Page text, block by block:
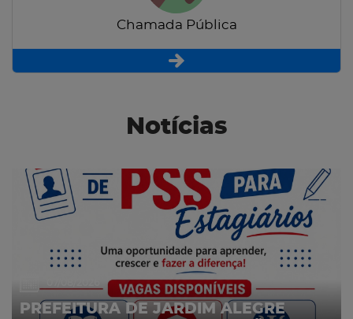
Chamada Pública
Notícias
PREFEITURA DE JARDIM ALEGRE